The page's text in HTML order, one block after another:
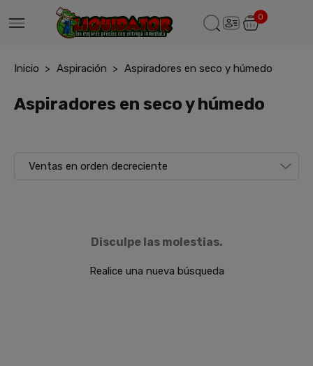
0
Inicio Aspiración Aspiradores en seco y húmedo
Aspiradores en seco y húmedo
Disculpe las molestias.
Realice una nueva búsqueda